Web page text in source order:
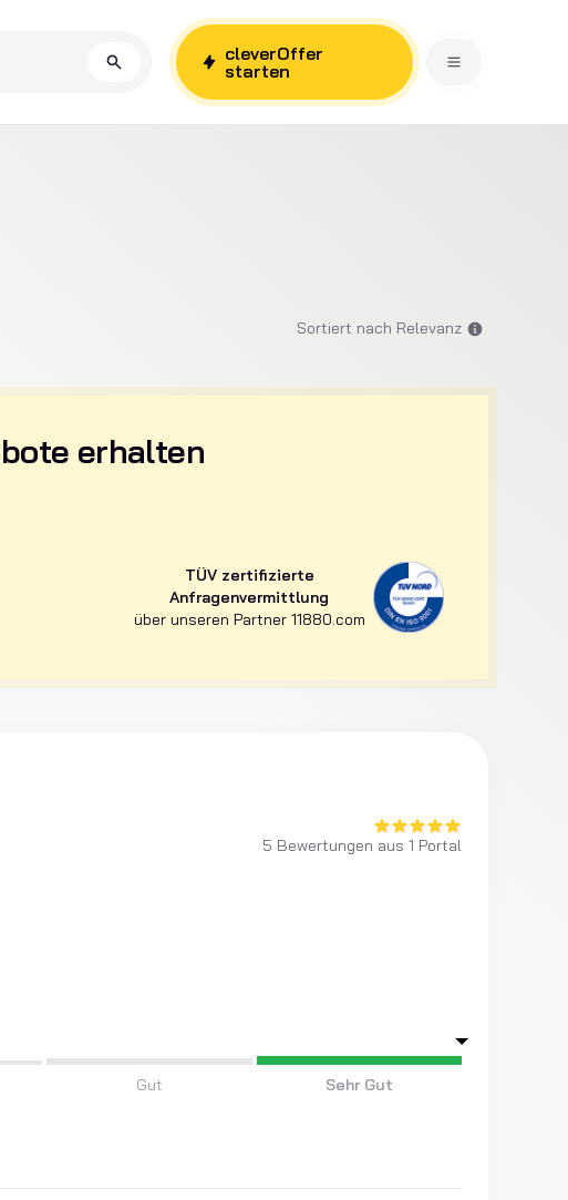
cleverOffer
starten
Sortiert nach Relevanz
erhalten
TÜV zertifizierte
Anfragenvermittlung
über unseren Partner 11880.com
5 Bewertungen aus 1 Portal
Gut Sehr Gut